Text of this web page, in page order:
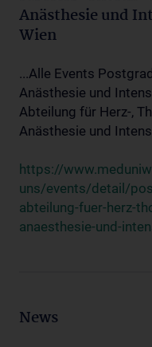
Anästhesie und
Wien
...Alle Events
Anästhesie und
Abteilung für Herz-,
Anästhesie und
https://
uns/events/detail/
abteilung-fuer-herz-
anaesthesie-und-
News